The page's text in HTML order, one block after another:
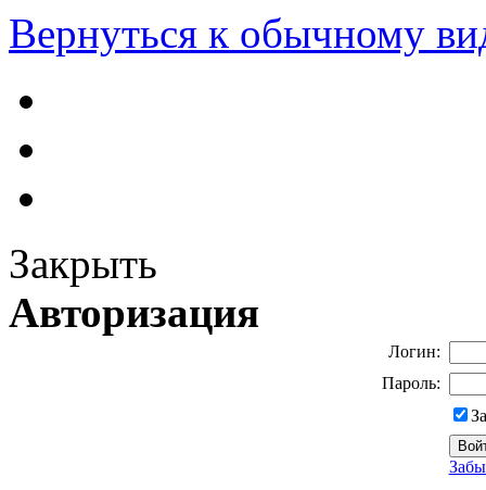
Вернуться к обычному
Закрыть
Авторизация
Логин:
Пароль: